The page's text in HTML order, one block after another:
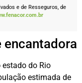
e de Resseguros, de
encantadora
do Rio
estimada de